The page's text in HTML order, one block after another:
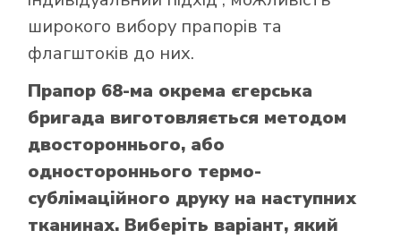
широкого вибору прапорів та
флагштоків до них.
Прапор 68-ма окрема єгерська
бригада виготовляється методом
двостороннього, або
одностороннього термо-
сублімаційного друку на наступних
тканинах. Виберіть варіант, який